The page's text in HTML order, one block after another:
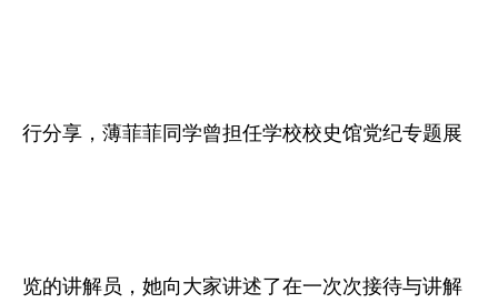
行分享，薄菲菲同学曾担任学校校史馆党纪专题展
览的讲解员，她向大家讲述了在一次次接待与讲解